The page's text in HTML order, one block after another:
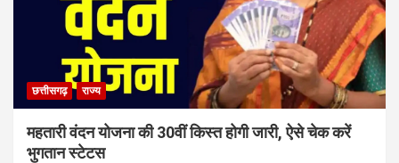
छत्तीसगढ़ राज्य
महतारी वंदन योजना की 30वीं किस्त होगी जारी, ऐसे चेक करें
भुगतान स्टेटस